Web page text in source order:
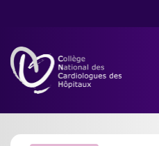
principal